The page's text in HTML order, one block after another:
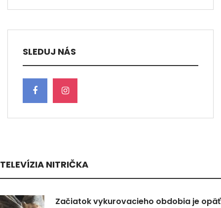
SLEDUJ NÁS
TELEVÍZIA NITRIČKA
Začiatok vykurovacieho obdobia je opäť